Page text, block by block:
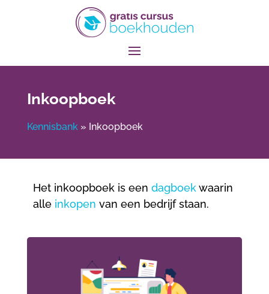
Inkoopboek
Kennisbank» Inkoopboek
Het inkoopboek is een dagboekwaarin
alle inkopen van een bedrijf staan.